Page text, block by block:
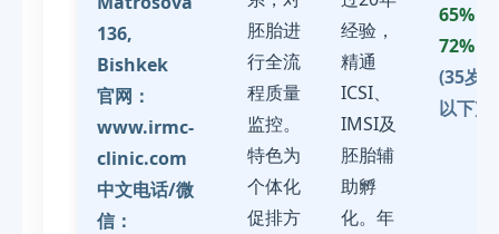
136,
Bishkek
官网：
www.irmc-
clinic.com
中文电话/微
信：
胚胎进
行全流
程质量
监控。
特色为
个体化
促排方
经验，
精通
ICSI、
IMSI及
胚胎辅
助孵
化。年
65% -
72%
(35岁
以下)